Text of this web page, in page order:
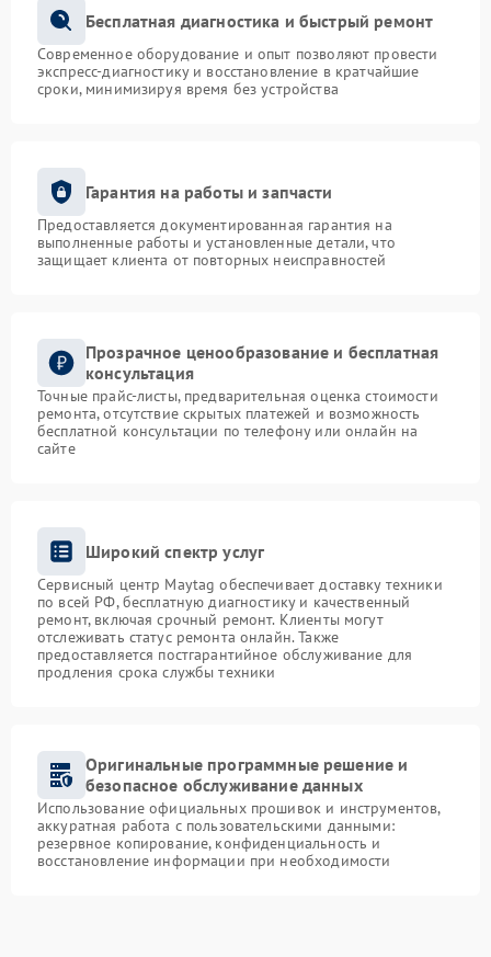
Бесплатная диагностика и быстрый ремонт
Современное оборудование и опыт позволяют провести
экспресс-диагностику и восстановление в кратчайшие
сроки, минимизируя время без устройства
Гарантия на работы и запчасти
Предоставляется документированная гарантия на
выполненные работы и установленные детали, что
защищает клиента от повторных неисправностей
Прозрачное ценообразование и бесплатная
консультация
Точные прайс-листы, предварительная оценка стоимости
ремонта, отсутствие скрытых платежей и возможность
бесплатной консультации по телефону или онлайн на
сайте
Широкий спектр услуг
Сервисный центр Maytag обеспечивает доставку техники
по всей РФ, бесплатную диагностику и качественный
ремонт, включая срочный ремонт. Клиенты могут
отслеживать статус ремонта онлайн. Также
предоставляется постгарантийное обслуживание для
продления срока службы техники
Оригинальные программные решение и
безопасное обслуживание данных
Использование официальных прошивок и инструментов,
аккуратная работа с пользовательскими данными:
резервное копирование, конфиденциальность и
восстановление информации при необходимости